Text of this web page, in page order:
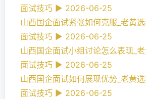
面试技巧 ► 2026-06-25
山西国企面试紧张如何克服_老黄
面试技巧 ► 2026-06-25
山西国企面试小组讨论怎么表现_
面试技巧 ► 2026-06-25
山西国企面试如何展现优势_老黄
面试技巧 ► 2026-06-25